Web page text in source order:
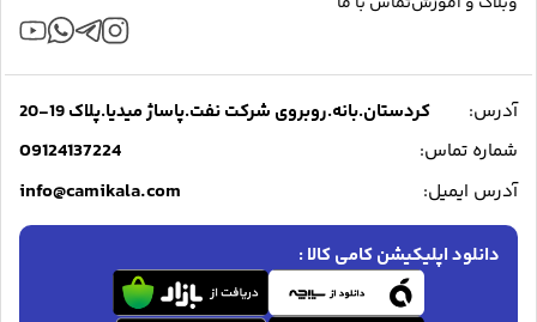
آدرس:
کردستان.بانه.روبروی شرکت نفت.پاساژ میدیا.پلاک 19-20
شماره تماس:
09124137224
آدرس ایمیل: info@camikala.com
دانلود اپلیکیشن کامی کالا :